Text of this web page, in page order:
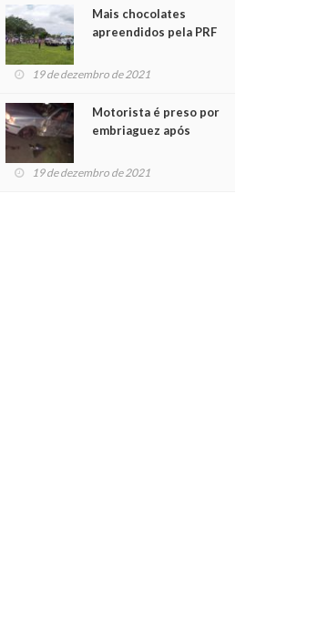
Mais chocolates
apreendidos pela PRF
crianças no Natal
19 de dezembro de 2021
Motorista é preso por
embriaguez após
feridos
19 de dezembro de 2021